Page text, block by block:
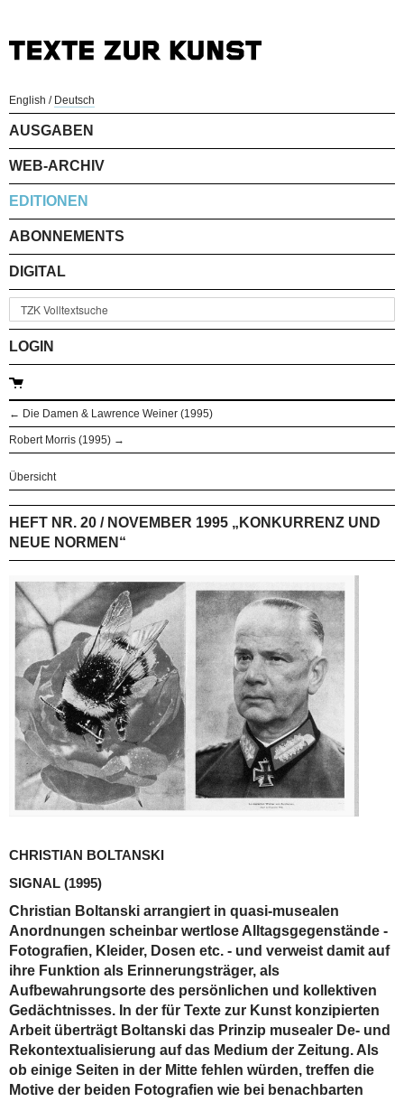
English / Deutsch
AUSGABEN
WEB-ARCHIV
EDITIONEN
ABONNEMENTS
DIGITAL
LOGIN
← Die Damen & Lawrence Weiner (1995)
Robert Morris (1995) →
Übersicht
HEFT NR. 20 / NOVEMBER 1995 „KONKURRENZ UND
NEUE NORMEN“
CHRISTIAN BOLTANSKI
SIGNAL (1995)
Christian Boltanski arrangiert in quasi-musealen
Anordnungen scheinbar wertlose Alltagsgegenstände -
Fotografien, Kleider, Dosen etc. - und verweist damit auf
ihre Funktion als Erinnerungsträger, als
Aufbewahrungsorte des persönlichen und kollektiven
Gedächtnisses. In der für Texte zur Kunst konzipierten
Arbeit überträgt Boltanski das Prinzip musealer De- und
Rekontextualisierung auf das Medium der Zeitung. Als
ob einige Seiten in der Mitte fehlen würden, treffen die
Motive der beiden Fotografien wie bei benachbarten